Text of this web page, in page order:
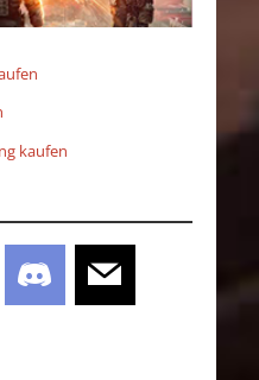
kaufen